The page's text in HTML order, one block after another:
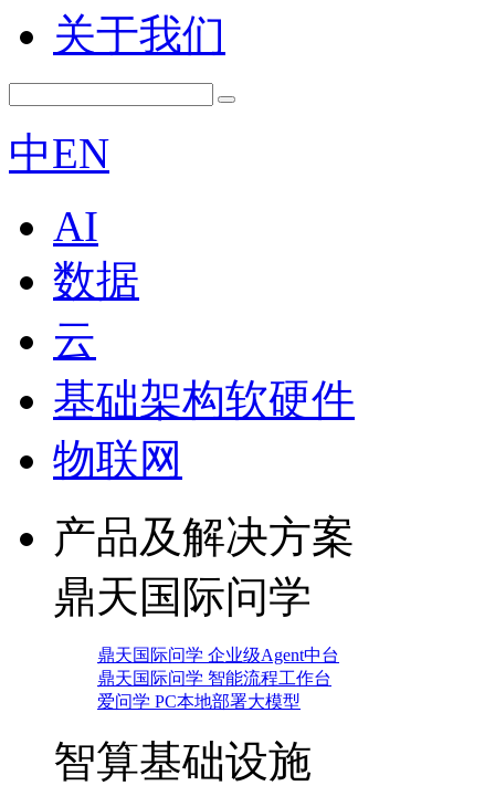
关于我们
中EN
AI
数据
云
基础架构软硬件
物联网
产品及解决方案
鼎天国际问学
鼎天国际问学 企业级Agent中台
鼎天国际问学 智能流程工作台
爱问学 PC本地部署大模型
智算基础设施